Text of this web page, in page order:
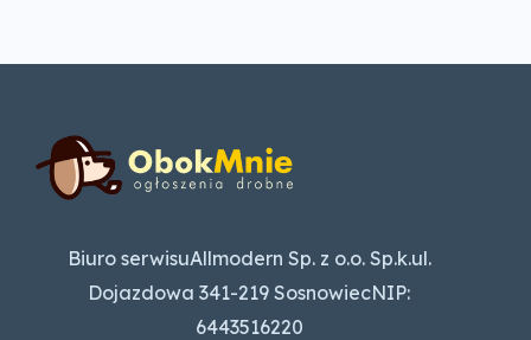
Biuro serwisuAllmodern Sp. z o.o. Sp.k.ul.
Dojazdowa 341-219 SosnowiecNIP:
6443516220